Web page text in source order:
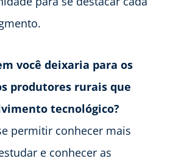
você deixaria para os
produtores rurais que
tecnológico?
permitir conhecer mais
e conhecer as